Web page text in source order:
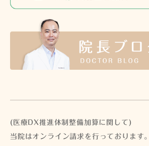
(医療DX推進体制整備加算に関して)
当院はオンライン請求を行っております。